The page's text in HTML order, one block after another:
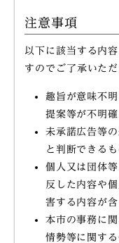
注意事項
以下に該当する内
すのでご了承いた
趣旨が意味不
提案等が不明
未承諾広告等
と判断できるも
個人又は団体
反した内容や
害する内容が
本市の事務に
情勢等に関す